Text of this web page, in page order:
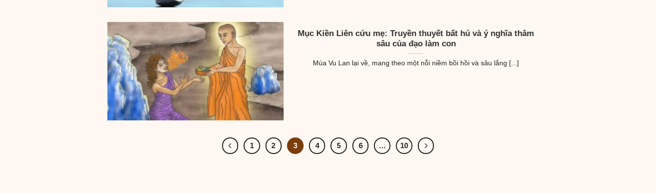
Mục Kiền Liên cứu mẹ: Truyền thuyết bất hủ và ý nghĩa thâm
sâu của đạo làm con
Mùa Vu Lan lại về, mang theo một nỗi niềm bồi hồi và sâu lắng [...]
1 2 3 4 5 6 … 10